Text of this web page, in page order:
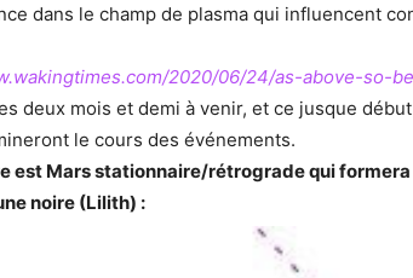
dans le champ de plasma qui influencent
2020/06/24/as-above-so-
deux mois et demi à venir, et ce jusque
le cours des événements.
est Mars stationnaire/rétrograde qui
noire (Lilith) :